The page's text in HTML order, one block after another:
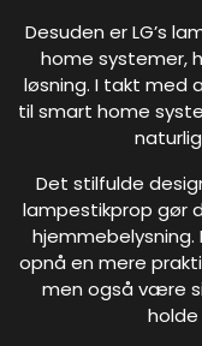
Desuden er LG’s
home systemer,
løsning. I takt med
til smart home
Det stilfulde
lampestikprop gør
hjemmebelysning.
opnå en mere
men også være